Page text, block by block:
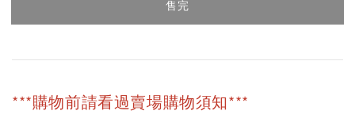
售完
***購物前請看過賣場購物須知***